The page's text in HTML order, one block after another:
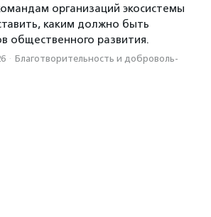
организаций экосистемы
каким должно быть
общественного развития.
· Благотвори­тель­ность и доброволь­